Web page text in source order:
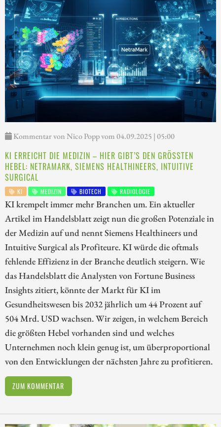
Kommentar von Nico Popp vom 04.09.2025 | 05:00
KI ERREICHT DIE MEDIZIN – HIER GIBT’S DEN GRÖSSTEN H
EBEL: NETRAMARK, SIEMENS HEALTHINEERS, INTUITIVE S
URGICAL
KI MEDIZIN BIOTECH RADIOLOGIE
KI krempelt immer mehr Branchen um. Ein aktueller
Artikel im Handelsblatt zeigt nun die großen Potenziale in
der Medizin auf und nennt Siemens Healthineers und
Intuitive Surgical als Profiteure. KI würde die oftmals
fehlende Effizienz in der Branche deutlich steigern. Wie
das Handelsblatt die Analysten von Fortune Business
Insights zitiert, könnte der Markt für KI im
Gesundheitswesen bis 2032 jährlich um 44 Prozent auf
504 Mrd. USD wachsen. Wir zeigen, in welchem Bereich
die größten Hebel vorhanden sind und welches
Unternehmen noch klein genug ist, um überproportional
von den Entwicklungen der nächsten Jahre zu profitieren.
ZUM KOMMENTAR